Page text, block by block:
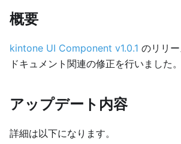
概要
kintone UI Component v1.0.1 のリリー
ドキュメント関連の修正を行いました。
アップデート内容
詳細は以下になります。